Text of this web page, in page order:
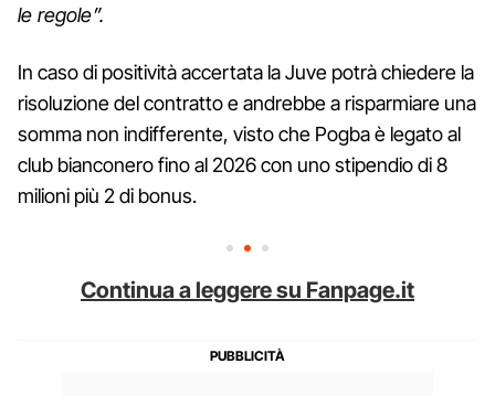
le regole”.
In caso di positività accertata la Juve potrà chiedere la
risoluzione del contratto e andrebbe a risparmiare una
somma non indifferente, visto che Pogba è legato al
club bianconero fino al 2026 con uno stipendio di 8
milioni più 2 di bonus.
Continua a leggere su Fanpage.it